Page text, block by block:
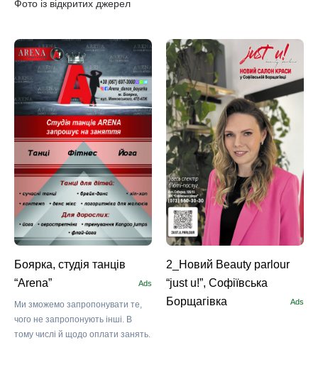
Фото із відкритих джерел
Боярка, студія танців
“Arena”
Ads
Ми зможемо запропонувати те,
чого не запропонують інші. В
тому числі й щодо оплати занять.
2_Новий Beauty parlour
“just u!”, Софіївська
Борщагівка
Ads